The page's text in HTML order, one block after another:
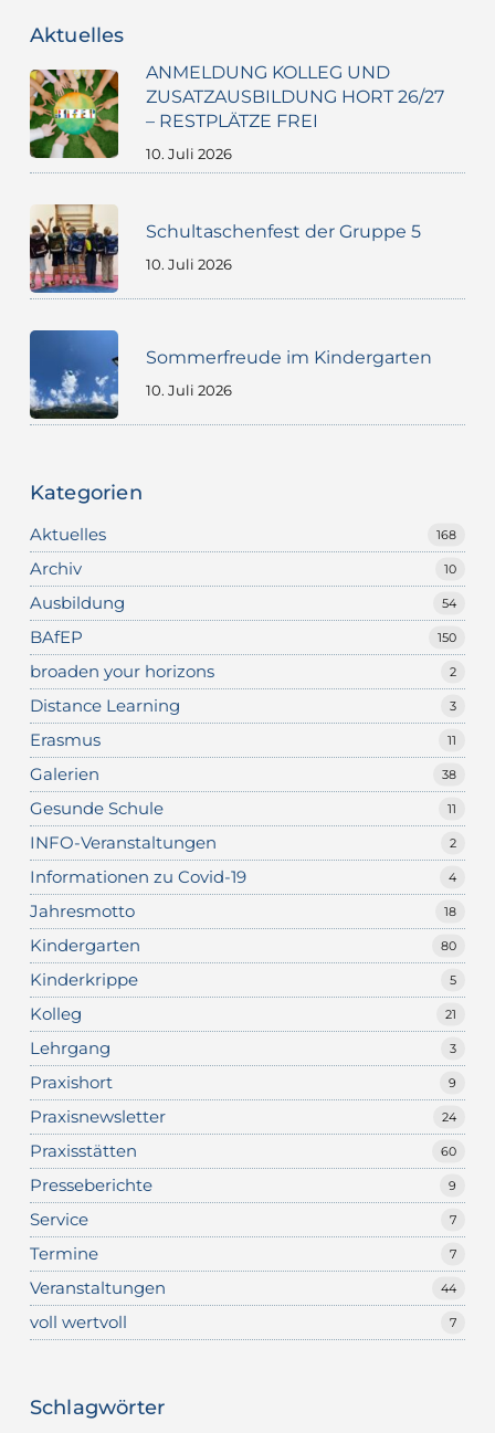
Aktuelles
ANMELDUNG KOLLEG UND
ZUSATZAUSBILDUNG HORT 26/27
– RESTPLÄTZE FREI
10. Juli 2026
Schultaschenfest der Gruppe 5
10. Juli 2026
Sommerfreude im Kindergarten
10. Juli 2026
Kategorien
Aktuelles 168
Archiv 10
Ausbildung 54
BAfEP 150
broaden your horizons 2
Distance Learning 3
Erasmus 11
Galerien 38
Gesunde Schule 11
INFO-Veranstaltungen 2
Informationen zu Covid-19 4
Jahresmotto 18
Kindergarten 80
Kinderkrippe 5
Kolleg 21
Lehrgang 3
Praxishort 9
Praxisnewsletter 24
Praxisstätten 60
Presseberichte 9
Service 7
Termine 7
Veranstaltungen 44
voll wertvoll 7
Schlagwörter